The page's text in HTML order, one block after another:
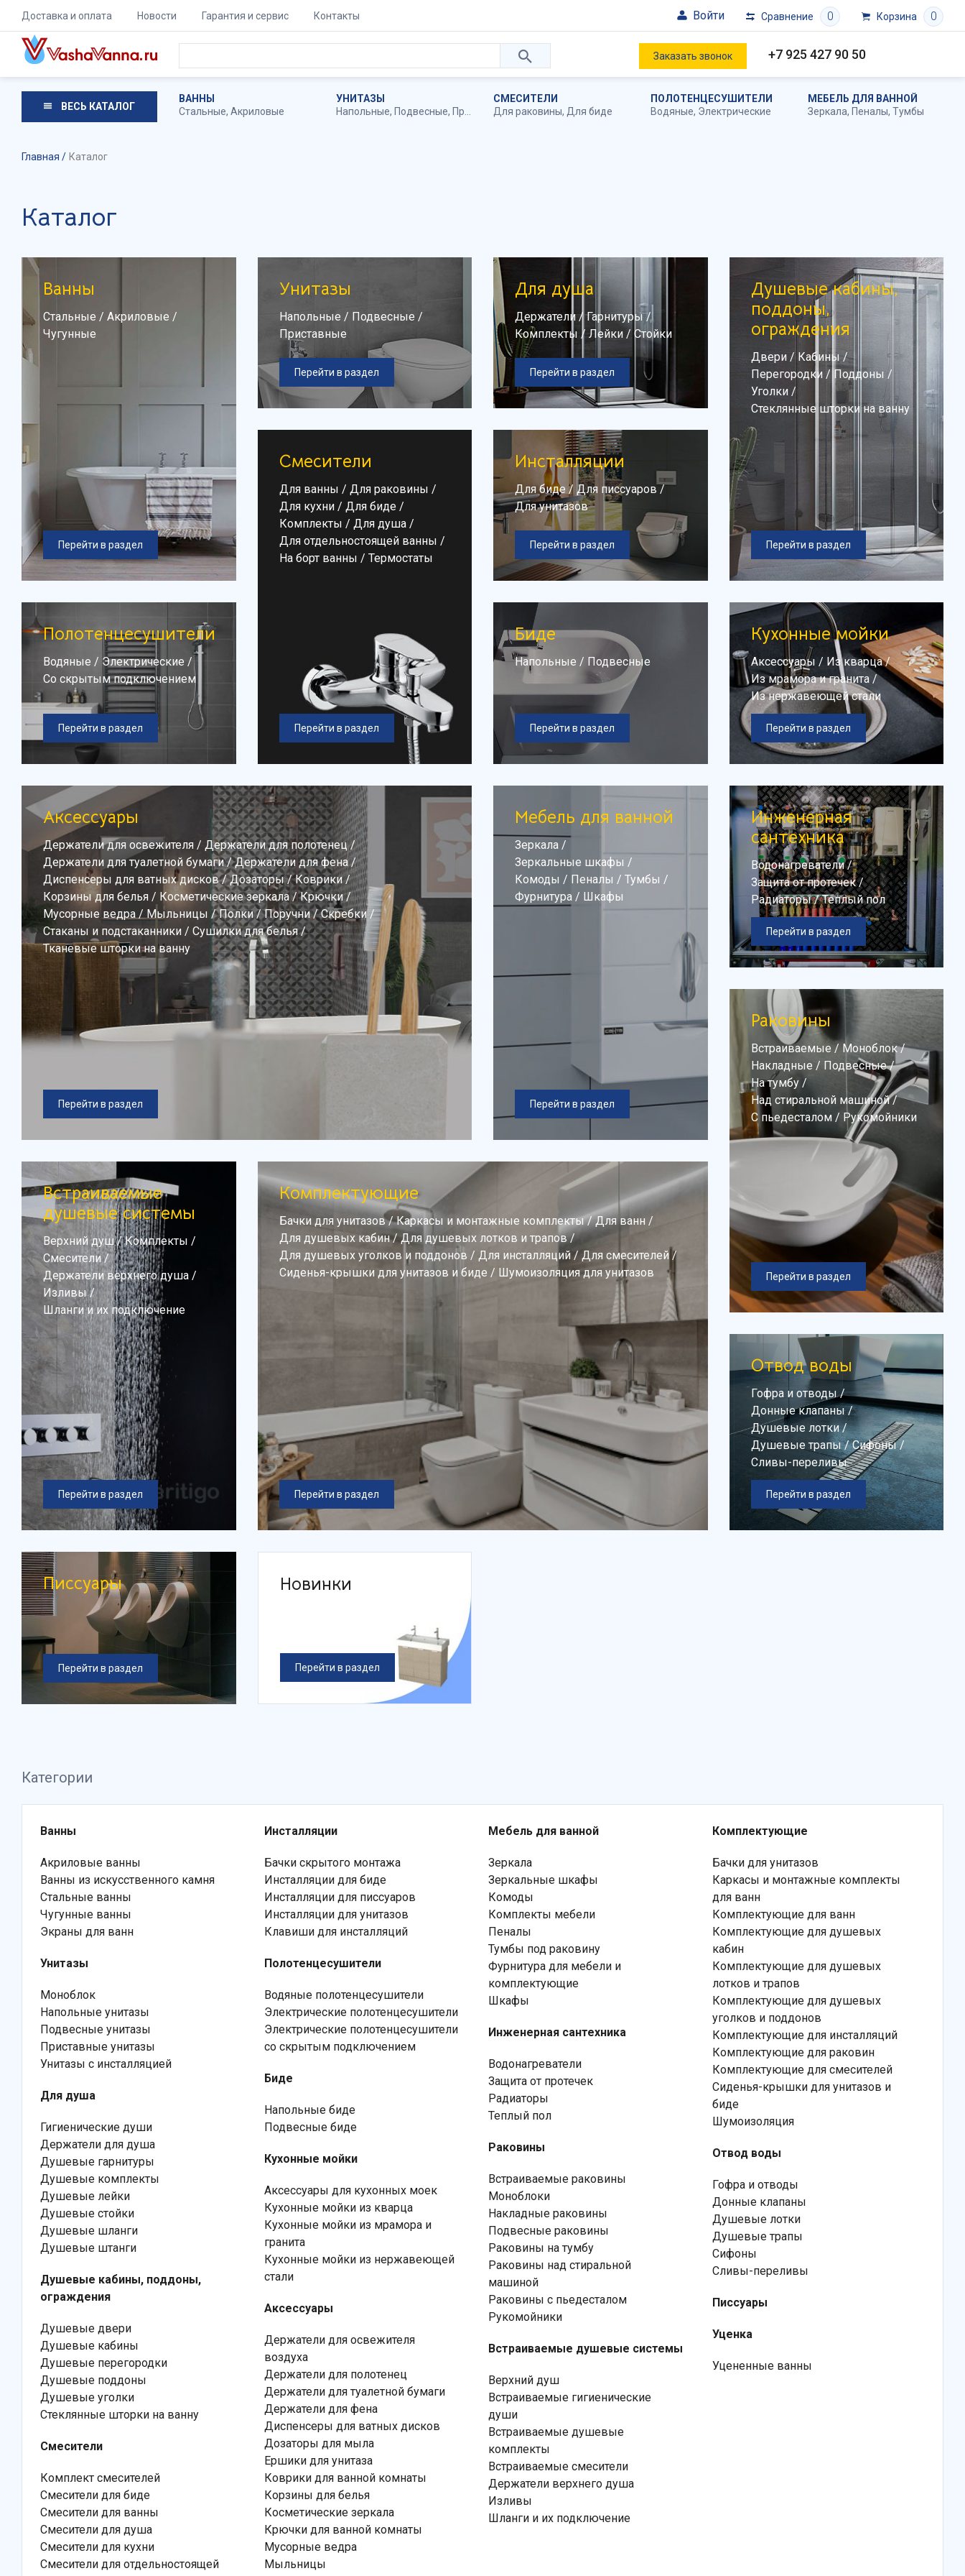
Доставка и оплата Новости Гарантия и сервис Контакты Войти Сравнение 0 Корзина 0
Заказать звонок +7 925 427 90 50
ВЕСЬ КАТАЛОГ
ВАННЫ
Стальные, Акриловые
УНИТАЗЫ
Напольные, Подвесные, Приставные
СМЕСИТЕЛИ
Для раковины, Для биде
ПОЛОТЕНЦЕСУШИТЕЛИ
Водяные, Электрические
МЕБЕЛЬ ДЛЯ ВАННОЙ
Зеркала, Пеналы, Тумбы
Главная Каталог
Каталог
Ванны
Стальные / Акриловые /
Чугунные
Перейти в раздел
Унитазы
Напольные / Подвесные /
Приставные
Перейти в раздел
Для душа
Держатели/ Гарнитуры/
Комплекты / Лейки / Стойки
Перейти в раздел
Душевые кабины,
поддоны,
ограждения
Двери/ Кабины /
Перегородки/ Поддоны /
Уголки/
Стеклянные шторки на ванну
Перейти в раздел
Смесители
Для ванны / Для раковины /
Для кухни/ Для биде/
Комплекты / Для душа/
Для отдельностоящей ванны /
На борт ванны / Термостаты
Перейти в раздел
Инсталляции
Для биде / Для писсуаров/
Для унитазов
Перейти в раздел
Полотенцесушители
Водяные / Электрические /
Со скрытым подключением
Перейти в раздел
Биде
Напольные / Подвесные
Перейти в раздел
Кухонные мойки
Аксессуары / Из кварца/
Из мрамора и гранита/
Из нержавеющей стали
Перейти в раздел
Аксессуары
Держатели для освежителя / Держатели для полотенец/
Держатели для туалетной бумаги/ Держатели для фена/
Диспенсеры для ватных дисков/ Дозаторы/ Коврики/
Корзины для белья / Косметические зеркала/ Крючки/
Мусорные ведра/ Мыльницы / Полки/ Поручни/ Скребки/
Стаканы и подстаканники / Сушилки для белья/
Тканевые шторки на ванну
Перейти в раздел
Мебель для ванной
Зеркала /
Зеркальные шкафы /
Комоды / Пеналы / Тумбы /
Фурнитура / Шкафы
Перейти в раздел
Инженерная
сантехника
Водонагреватели/
Защита от протечек/
Радиаторы/ Теплый пол
Перейти в раздел
Раковины
Встраиваемые/ Моноблок/
Накладные / Подвесные/
На тумбу/
Над стиральной машиной/
С пьедесталом/ Рукомойники
Перейти в раздел
Встраиваемые
душевые системы
Верхний душ/ Комплекты /
Смесители/
Держатели верхнего душа /
Изливы/
Шланги и их подключение
Перейти в раздел
Комплектующие
Бачки для унитазов/ Каркасы и монтажные комплекты/ Для ванн/
Для душевых кабин/ Для душевых лотков и трапов/
Для душевых уголков и поддонов / Для инсталляций/ Для смесителей /
Сиденья-крышки для унитазов и биде / Шумоизоляция для унитазов
Перейти в раздел
Отвод воды
Гофра и отводы/
Донные клапаны/
Душевые лотки/
Душевые трапы/ Сифоны/
Сливы-переливы
Перейти в раздел
Писсуары
Перейти в раздел
Новинки
Перейти в раздел
Категории
Ванны
Акриловые ванны
Ванны из искусственного камня
Стальные ванны
Чугунные ванны
Экраны для ванн
Унитазы
Моноблок
Напольные унитазы
Подвесные унитазы
Приставные унитазы
Унитазы с инсталляцией
Для душа
Гигиенические души
Держатели для душа
Душевые гарнитуры
Душевые комплекты
Душевые лейки
Душевые стойки
Душевые шланги
Душевые штанги
Душевые кабины, поддоны,
ограждения
Душевые двери
Душевые кабины
Душевые перегородки
Душевые поддоны
Душевые уголки
Стеклянные шторки на ванну
Смесители
Комплект смесителей
Смесители для биде
Смесители для ванны
Смесители для душа
Смесители для кухни
Смесители для отдельностоящей
Инсталляции
Бачки скрытого монтажа
Инсталляции для биде
Инсталляции для писсуаров
Инсталляции для унитазов
Клавиши для инсталляций
Полотенцесушители
Водяные полотенцесушители
Электрические полотенцесушители
Электрические полотенцесушители
со скрытым подключением
Биде
Напольные биде
Подвесные биде
Кухонные мойки
Аксессуары для кухонных моек
Кухонные мойки из кварца
Кухонные мойки из мрамора и
гранита
Кухонные мойки из нержавеющей
стали
Аксессуары
Держатели для освежителя
воздуха
Держатели для полотенец
Держатели для туалетной бумаги
Держатели для фена
Диспенсеры для ватных дисков
Дозаторы для мыла
Ершики для унитаза
Коврики для ванной комнаты
Корзины для белья
Косметические зеркала
Крючки для ванной комнаты
Мусорные ведра
Мыльницы
Мебель для ванной
Зеркала
Зеркальные шкафы
Комоды
Комплекты мебели
Пеналы
Тумбы под раковину
Фурнитура для мебели и
комплектующие
Шкафы
Инженерная сантехника
Водонагреватели
Защита от протечек
Радиаторы
Теплый пол
Раковины
Встраиваемые раковины
Моноблоки
Накладные раковины
Подвесные раковины
Раковины на тумбу
Раковины над стиральной
машиной
Раковины с пьедесталом
Рукомойники
Встраиваемые душевые системы
Верхний душ
Встраиваемые гигиенические
души
Встраиваемые душевые
комплекты
Встраиваемые смесители
Держатели верхнего душа
Изливы
Шланги и их подключение
Комплектующие
Бачки для унитазов
Каркасы и монтажные комплекты
для ванн
Комплектующие для ванн
Комплектующие для душевых
кабин
Комплектующие для душевых
лотков и трапов
Комплектующие для душевых
уголков и поддонов
Комплектующие для инсталляций
Комплектующие для раковин
Комплектующие для смесителей
Сиденья-крышки для унитазов и
биде
Шумоизоляция
Отвод воды
Гофра и отводы
Донные клапаны
Душевые лотки
Душевые трапы
Сифоны
Сливы-переливы
Писсуары
Уценка
Уцененные ванны